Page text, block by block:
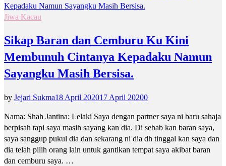
Jiwa Kacau
Sikap Baran dan Cemburu Ku Kini
Membunuh Cintanya Kepadaku Namun
Sayangku Masih Bersisa.
by Jejari Sukma18 April 202017 April 20200
Nama: Shah Jantina: Lelaki Saya dengan partner saya ni baru sahaja
berpisah tapi saya masih sayang kan dia. Di sebab kan baran saya,
saya sanggup pukul dia dan sekarang ni dia dh tinggal kan saya dan
dia telah pilih orang lain untuk gantikan tempat saya akibat baran
dan cemburu saya. …